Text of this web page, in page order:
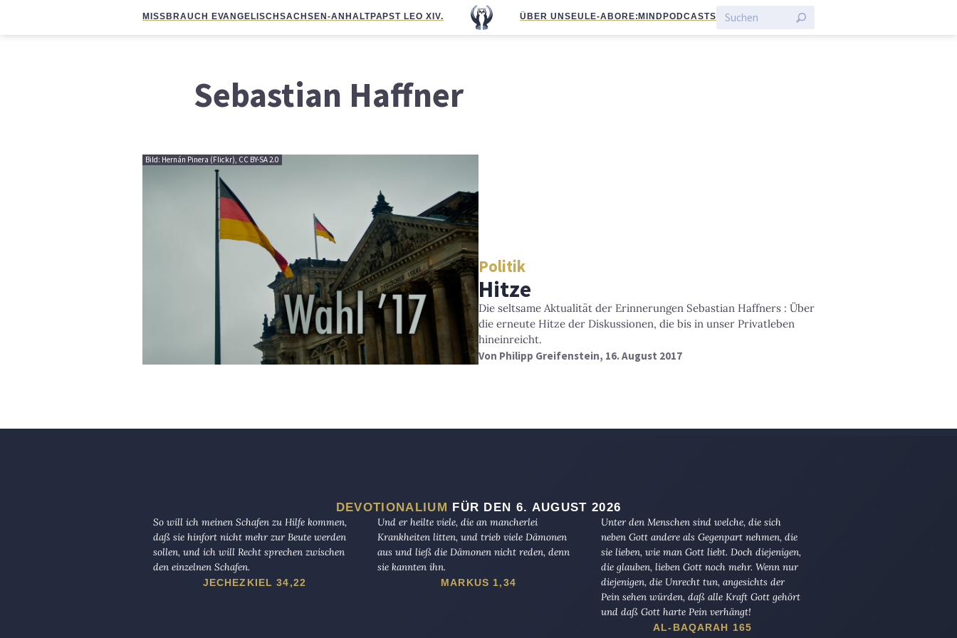
MISSBRAUCH EVANGELISCHSACHSEN-ANHALTPAPST LEO XIV. ÜBER UNS EULE-ABO RE:MIND PODCASTS
Sebastian Haffner
Bild: Hernán Pinera (Flickr), CC BY-SA 2.0
Politik
Hitze
Die seltsame Aktualität der Erinnerungen Sebastian Haffners : Über
die erneute Hitze der Diskussionen, die bis in unser Privatleben
hineinreicht.
Von Philipp Greifenstein, 16. August 2017
DEVOTIONALIUM FÜR DEN 6. AUGUST 2026
So will ich meinen Schafen zu Hilfe kommen,
daß sie hinfort nicht mehr zur Beute werden
sollen, und ich will Recht sprechen zwischen
den einzelnen Schafen.
JECHEZKIEL 34,22
Und er heilte viele, die an mancherlei
Krankheiten litten, und trieb viele Dämonen
aus und ließ die Dämonen nicht reden, denn
sie kannten ihn.
MARKUS 1,34
Unter den Menschen sind welche, die sich
neben Gott andere als Gegenpart nehmen, die
sie lieben, wie man Gott liebt. Doch diejenigen,
die glauben, lieben Gott noch mehr. Wenn nur
diejenigen, die Unrecht tun, angesichts der
Pein sehen würden, daß alle Kraft Gott gehört
und daß Gott harte Pein verhängt!
AL-BAQARAH 165